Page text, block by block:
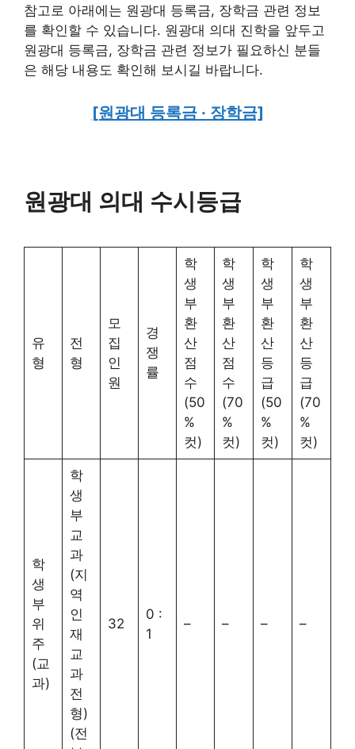
참고로 아래에는 원광대 등록금, 장학금 관련 정보
를 확인할 수 있습니다. 원광대 의대 진학을 앞두고
원광대 등록금, 장학금 관련 정보가 필요하신 분들
은 해당 내용도 확인해 보시길 바랍니다.
[원광대 등록금 · 장학금]
원광대 의대 수시등급
유
형
전
형
모
집
인
원
경
쟁
률
학
생
부
환
산
점
수
(50
%
컷)
학
생
부
환
산
점
수
(70
%
컷)
학
생
부
환
산
등
급
(50
%
컷)
학
생
부
환
산
등
급
(70
%
컷)
학
생
부
위
주
(교
과)
학
생
부
교
과
(지
역
인
재
교
과
전
형)
(전
32
0 :
1
– – – –